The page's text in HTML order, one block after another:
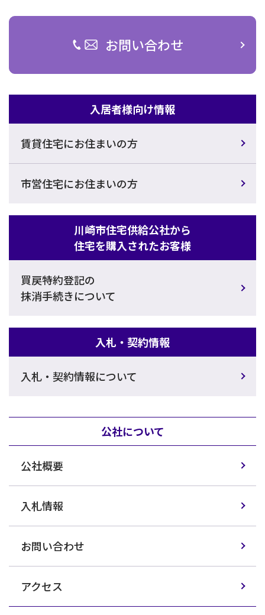
お問い合わせ
入居者様向け情報
賃貸住宅にお住まいの方
市営住宅にお住まいの方
川崎市住宅供給公社から
住宅を購入されたお客様
買戻特約登記の
抹消手続きについて
入札・契約情報
入札・契約情報について
公社について
公社概要
入札情報
お問い合わせ
アクセス